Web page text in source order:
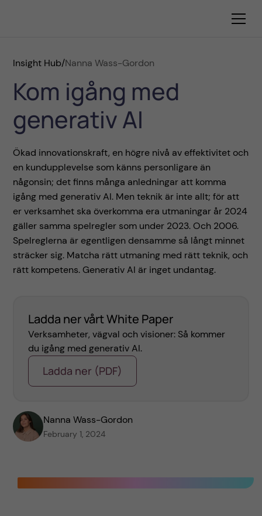
Insight Hub/Nanna Wass-Gordon
Kom igång med
generativ AI
Ökad innovationskraft, en högre nivå av effektivitet och
en kundupplevelse som känns personligare än
någonsin; det finns många anledningar att komma
igång med generativ AI. Men teknik är inte allt; för att
er verksamhet ska överkomma era utmaningar år 2024
gäller samma spelregler som under 2023. Och 2006.
Spelreglerna är egentligen densamme så långt minnet
sträcker sig. Matcha rätt utmaning med rätt teknik, och
rätt kompetens. Generativ AI är inget undantag.
Ladda ner vårt White Paper
Verksamheter, vägval och visioner: Så kommer
du igång med generativ AI.
Ladda ner (PDF)
Nanna Wass-Gordon
February 1, 2024